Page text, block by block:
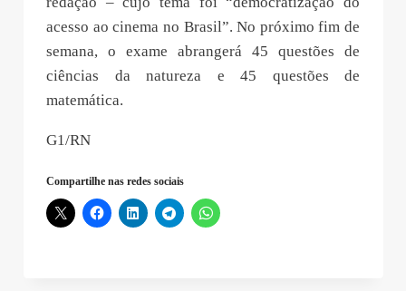
acesso ao cinema no Brasil”. No próximo fim de
semana, o exame abrangerá 45 questões de
ciências da natureza e 45 questões de
matemática.
G1/RN
Compartilhe nas redes sociais